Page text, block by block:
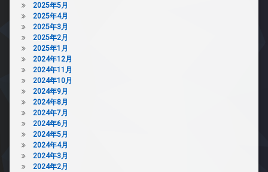
2025年5月
2025年4月
2025年3月
2025年2月
2025年1月
2024年12月
2024年11月
2024年10月
2024年9月
2024年8月
2024年7月
2024年6月
2024年5月
2024年4月
2024年3月
2024年2月